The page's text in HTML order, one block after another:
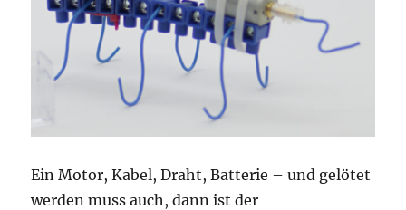
Ein Motor, Kabel, Draht, Batterie – und gelötet
werden muss auch, dann ist der